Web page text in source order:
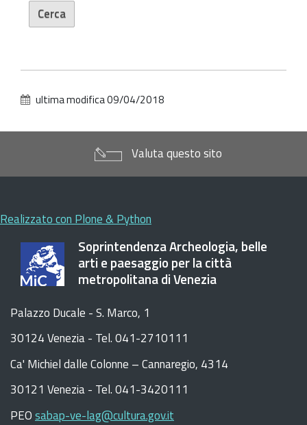
ultima modifica09/04/2018
Valuta questo sito
Realizzato con Plone & Python
Soprintendenza Archeologia, belle
arti e paesaggio per la città
metropolitana di Venezia
Palazzo Ducale - S. Marco, 1
30124 Venezia - Tel. 041-2710111
Ca' Michiel dalle Colonne – Cannaregio, 4314
30121 Venezia - Tel. 041-3420111
PEOsabap-ve-lag@cultura.gov.it